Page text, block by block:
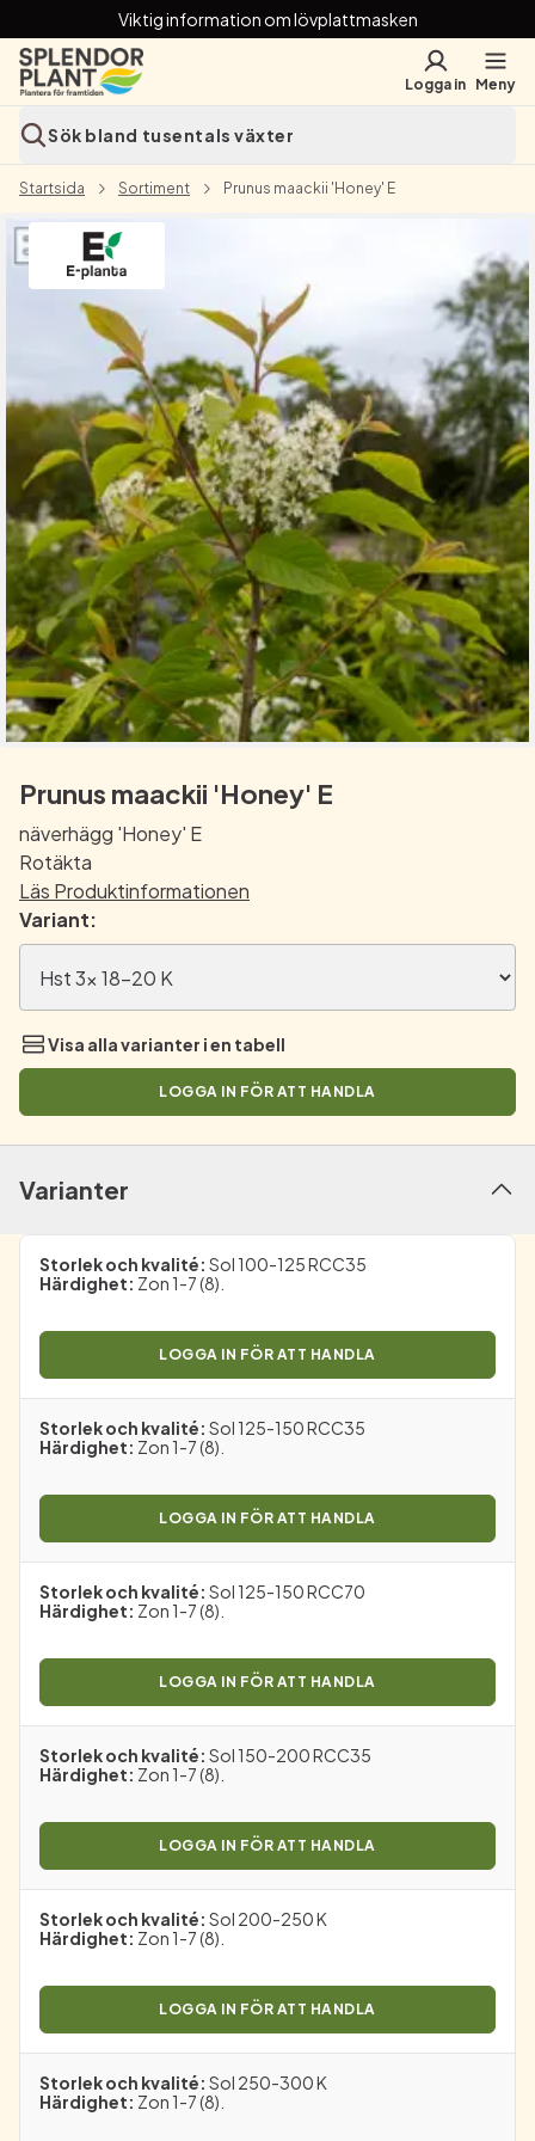
Viktig information om lövplattmasken
Logga in Meny
Sök bland tusentals växter
Startsida Sortiment Prunus maackii 'Honey' E
Prunus maackii 'Honey' E
näverhägg 'Honey' E
Rotäkta
Läs Produktinformationen
Variant:
Visa alla varianter i en tabell
LOGGA IN FÖR ATT HANDLA
Varianter
Storlek och kvalité: Sol 100-125 RCC35
Härdighet: Zon 1-7 (8).
LOGGA IN FÖR ATT HANDLA
Storlek och kvalité: Sol 125-150 RCC35
Härdighet: Zon 1-7 (8).
LOGGA IN FÖR ATT HANDLA
Storlek och kvalité: Sol 125-150 RCC70
Härdighet: Zon 1-7 (8).
LOGGA IN FÖR ATT HANDLA
Storlek och kvalité: Sol 150-200 RCC35
Härdighet: Zon 1-7 (8).
LOGGA IN FÖR ATT HANDLA
Storlek och kvalité: Sol 200-250 K
Härdighet: Zon 1-7 (8).
LOGGA IN FÖR ATT HANDLA
Storlek och kvalité: Sol 250-300 K
Härdighet: Zon 1-7 (8).